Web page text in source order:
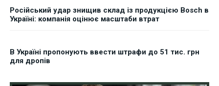
Російський удар знищив склад із продукцією Bosch в
Україні: компанія оцінює масштаби втрат
В Україні пропонують ввести штрафи до 51 тис. грн
для дропів